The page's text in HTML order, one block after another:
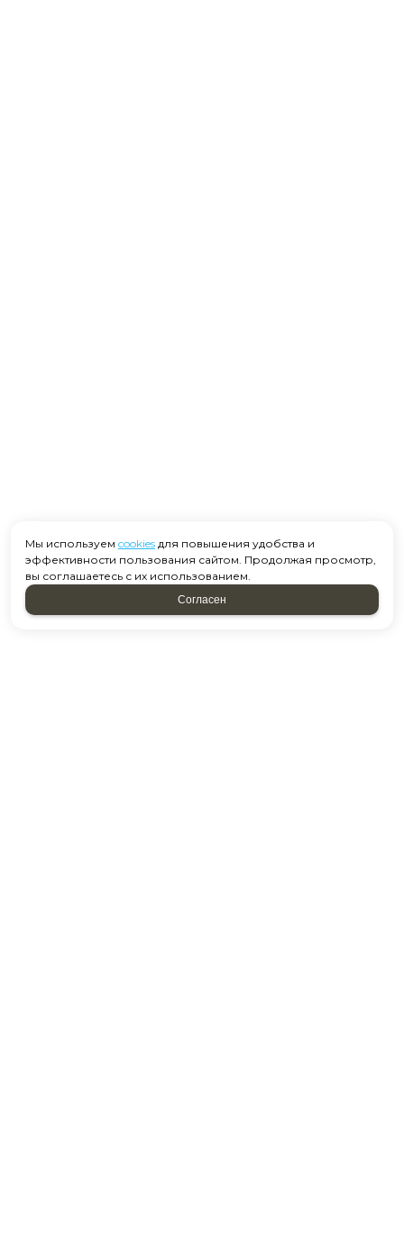
Мы используем cookies для повышения удобства и
эффективности пользования сайтом. Продолжая просмотр,
вы соглашаетесь с их использованием.
Согласен